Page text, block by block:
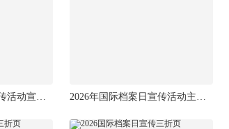
2026年国际档案日宣传活动宣传三折页 2026年国际档案日宣传活动主题宣传折页